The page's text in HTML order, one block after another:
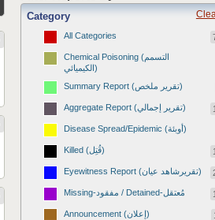
Category
All Categories
Chemical Poisoning (التسمم
الكيميائي)
Summary Report (تقرير ملخص)
Aggregate Report (تقرير إجمالي)
Disease Spread/Epidemic (أوبئة)
Killed (قُتِل)
Eyewitness Report (تقريرشاهد عيان)
Missing-مفقود / Detained-مُعتقل
Announcement (إعلان)